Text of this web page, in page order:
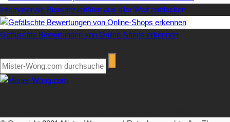
Internationale Bierspezialitäten aus aller Welt entdecken
Gefälschte Bewertungen von Online-Shops erkennen